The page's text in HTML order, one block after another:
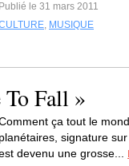
Publié le 31 mars 2011
, MUSIQUE
Fall »
ça tout le
planétaires, signature
devenu une grosse...